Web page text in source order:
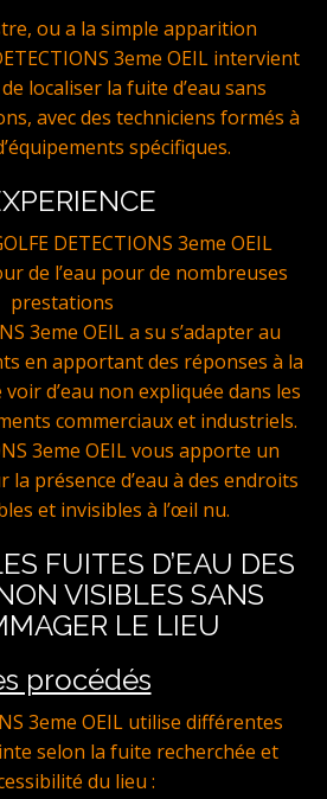
ou a la simple apparition
3eme OEIL intervient
localiser la fuite d’eau sans
avec des techniciens formés à
spécifiques.
DETECTIONS 3eme OEIL
de l’eau pour de nombreuses
prestations
3eme OEIL a su s’adapter au
en apportant des réponses à la
d’eau non expliquée dans les
commerciaux et industriels.
3eme OEIL vous apporte un
la présence d’eau à des endroits
et invisibles à l’œil nu.
FUITES D’EAU DES
VISIBLES SANS
LE LIEU
procédés
3eme OEIL utilise différentes
selon la fuite recherchée et
du lieu :